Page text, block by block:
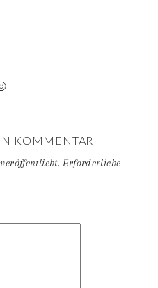
KOMMENTAR
Erforderliche